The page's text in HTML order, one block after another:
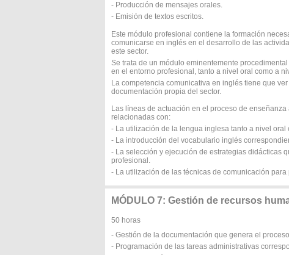
- Producción de mensajes orales.
- Emisión de textos escritos.
Este módulo profesional contiene la formación
comunicarse en inglés en el desarrollo de las
este sector.
Se trata de un módulo eminentemente
en el entorno profesional, tanto a nivel oral como a
La competencia comunicativa en inglés tiene que
documentación propia del sector.
Las líneas de actuación en el proceso de
relacionadas con:
- La utilización de la lengua inglesa tanto a nivel
- La introducción del vocabulario inglés
- La selección y ejecución de estrategias didácticas
profesional.
- La utilización de las técnicas de comunicación
MÓDULO 7: Gestión de recursos
50 horas
- Gestión de la documentación que genera el
- Programación de las tareas administrativas